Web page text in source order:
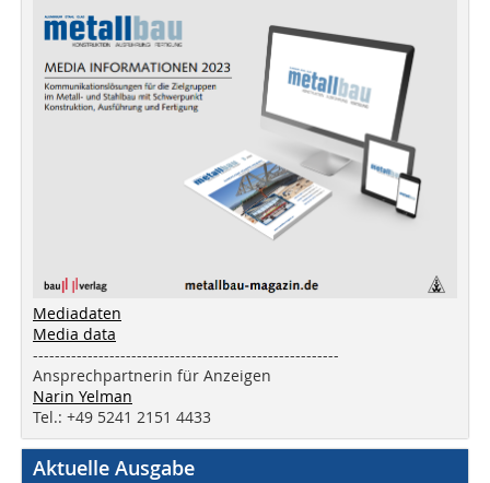
Mediadaten
Media data
--------------------------------------------------------
Ansprechpartnerin für Anzeigen
Narin Yelman
Tel.: +49 5241 2151 4433
Aktuelle Ausgabe